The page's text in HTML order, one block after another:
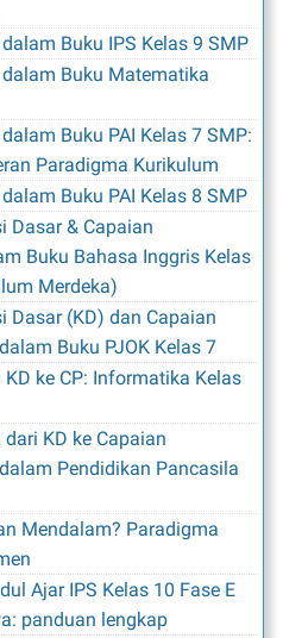
Buku IPS Kelas 9 SMP
Buku Matematika
Buku PAI Kelas 7 SMP:
Paradigma Kurikulum
Buku PAI Kelas 8 SMP
Dasar & Capaian
Buku Bahasa Inggris Kelas
Merdeka)
Dasar (KD) dan Capaian
Buku PJOK Kelas 7
ke CP: Informatika Kelas
KD ke Capaian
Pendidikan Pancasila
Mendalam? Paradigma
Ajar IPS Kelas 10 Fase E
panduan lengkap